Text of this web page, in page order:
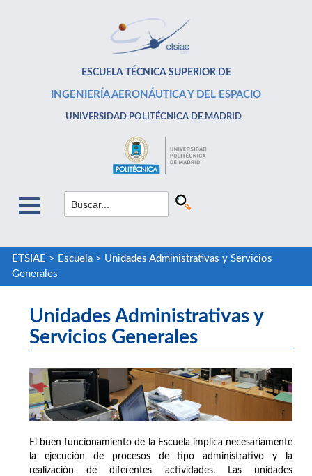
ESCUELA TÉCNICA SUPERIOR DE
INGENIERÍA AERONÁUTICA Y DEL ESPACIO
UNIVERSIDAD POLITÉCNICA DE MADRID
ETSIAE > Escuela> Unidades Administrativas y Servicios
Generales
Unidades Administrativas y
Servicios Generales
El buen funcionamiento de la Escuela implica necesariamente
la ejecución de procesos de tipo administrativo y la
realización de diferentes actividades. Las unidades